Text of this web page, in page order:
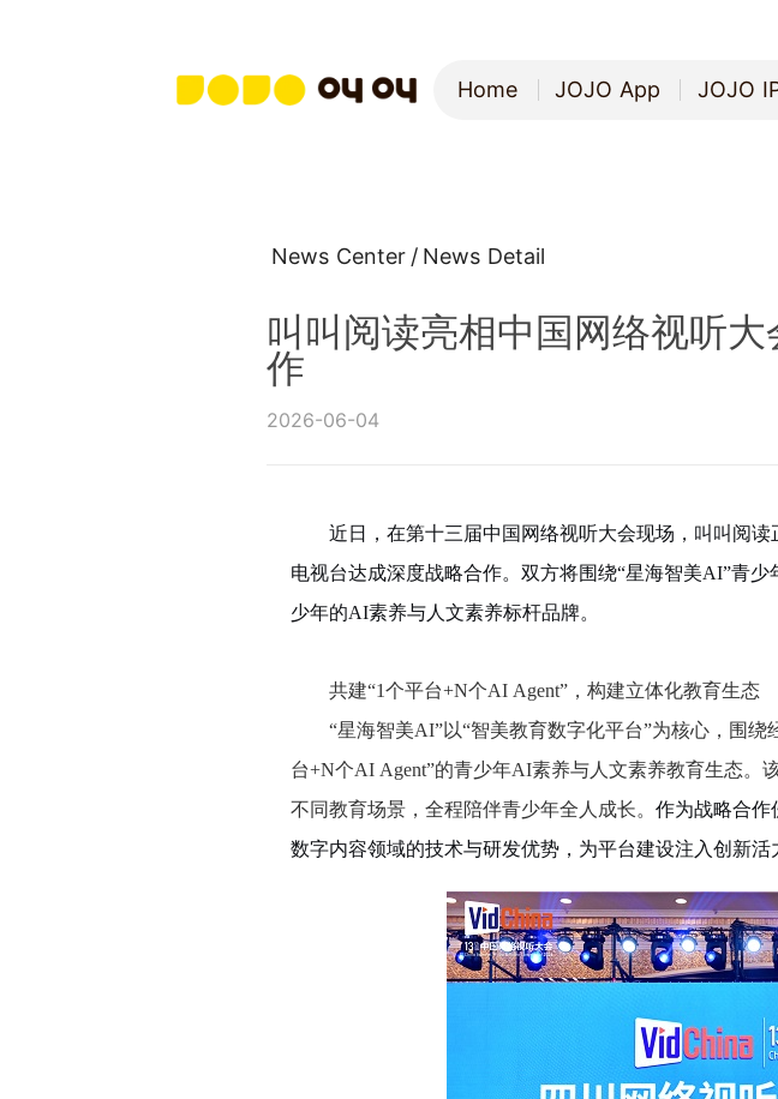
Home
JOJO App
JOJO
News Center / News Detail
叫叫阅读亮相中国网络视听
作
2026-06-04
近日，在第十三届中国网络视听大会现场，叫叫阅读
电视台达成深度战略合作。双方将围绕“星海智美AI”青少
少年的AI素养与人文素养标杆品牌。
共建“1个平台+N个AI Agent”，构建立体化教育生态
“星海智美AI”以“智美教育数字化平台”为核心，围
台+N个AI Agent”的青少年AI素养与人文素养教育生态
不同教育场景，全程陪伴青少年全人成长。 作为战略合作
数字内容领域的技术与研发优势，为平台建设注入创新活